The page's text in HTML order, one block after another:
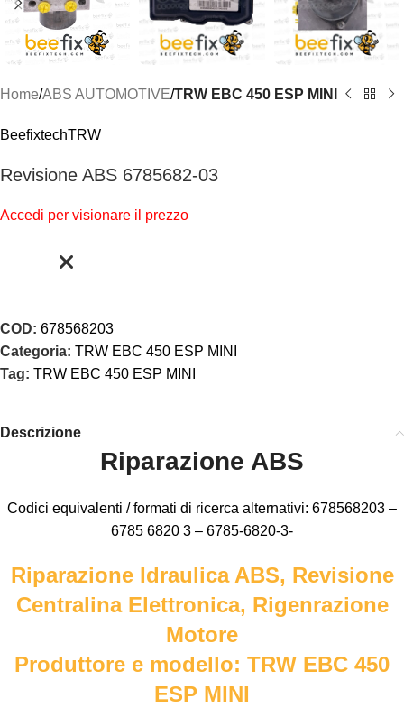
Home ABS AUTOMOTIVE TRW EBC 450 ESP MINI
BeefixtechTRW
Revisione ABS 6785682-03
Accedi per visionare il prezzo
COD: 678568203
Categoria: TRW EBC 450 ESP MINI
Tag: TRW EBC 450 ESP MINI
Descrizione
Riparazione ABS
Codici equivalenti / formati di ricerca alternativi: 678568203 –
6785 6820 3 – 6785-6820-3-
Riparazione Idraulica ABS, Revisione
Centralina Elettronica, Rigenrazione
Motore
Produttore e modello: TRW EBC 450
ESP MINI